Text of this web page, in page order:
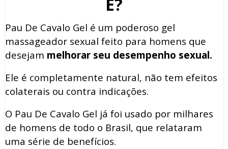
É?
Pau De Cavalo Gel é um poderoso gel
massageador sexual feito para homens que
desejam melhorar seu desempenho sexual.
Ele é completamente natural, não tem efeitos
colaterais ou contra indicações.
O Pau De Cavalo Gel já foi usado por milhares
de homens de todo o Brasil, que relataram
uma série de benefícios.